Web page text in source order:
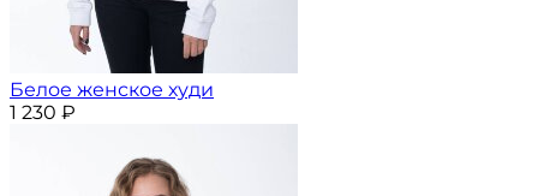
Белое женское худи
1 230 ₽